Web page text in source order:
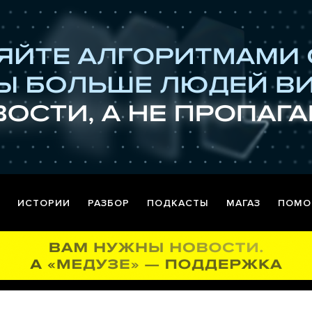
ИСТОРИИ РАЗБОР ПОДКАСТЫ МАГАЗ